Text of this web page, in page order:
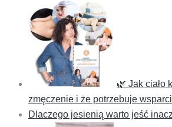
🌿 Jak ciało
zmęczenie i że potrzebuje
Dlaczego jesienią warto jeść